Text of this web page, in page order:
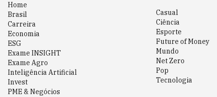
Home
Brasil
Carreira
Economia
ESG
Exame INSIGHT
Exame Agro
Inteligência Artificial
Invest
PME & Negócios
Casual
Ciência
Esporte
Future of Money
Mundo
Net Zero
Pop
Tecnologia